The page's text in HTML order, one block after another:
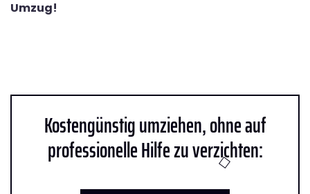
Umzug!
Kostengünstig umziehen, ohne auf
professionelle Hilfe zu verzichten: